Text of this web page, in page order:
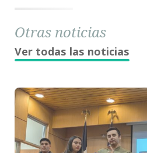
Otras noticias
Ver todas las noticias